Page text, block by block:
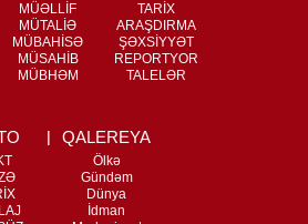
MÜƏLLİF
MÜTALİƏ
MÜBAHİSƏ
MÜSAHİB
MÜBHƏM
TARİX
ARAŞDIRMA
ŞƏXSİYYƏT
REPORTYOR
TALELƏR
QALEREYA
Ölkə
Gündəm
Dünya
İdman